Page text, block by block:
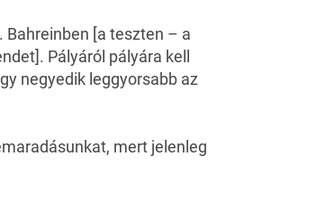
[a teszten – a
Pályáról pályára kell
negyedik leggyorsabb az
mert jelenleg